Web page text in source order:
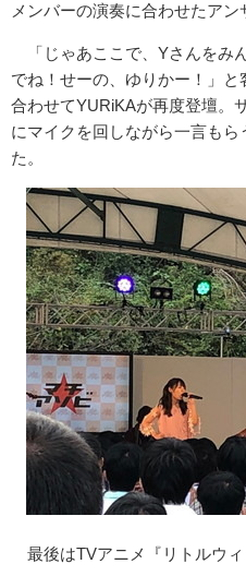
メンバーの演奏に合わせたアン
「じゃあここで、Yさんをみ
でね！せーの、ゆりかー！」と
合わせてYURiKAが再度登壇。
にマイクを回しながら一言も
た。
最後はTVアニメ『リトルウ